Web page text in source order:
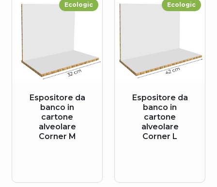
Ecologic
Espositore da
banco in
cartone
alveolare
Corner M
Ecologic
Espositore da
banco in
cartone
alveolare
Corner L